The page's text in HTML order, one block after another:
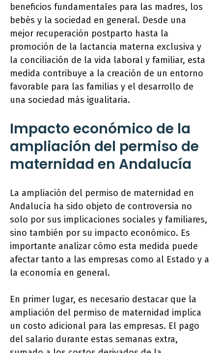
beneficios fundamentales para las madres, los
bebés y la sociedad en general. Desde una
mejor recuperación postparto hasta la
promoción de la lactancia materna exclusiva y
la conciliación de la vida laboral y familiar, esta
medida contribuye a la creación de un entorno
favorable para las familias y el desarrollo de
una sociedad más igualitaria.
Impacto económico de la
ampliación del permiso de
maternidad en Andalucía
La ampliación del permiso de maternidad en
Andalucía ha sido objeto de controversia no
solo por sus implicaciones sociales y familiares,
sino también por su impacto económico. Es
importante analizar cómo esta medida puede
afectar tanto a las empresas como al Estado y a
la economía en general.
En primer lugar, es necesario destacar que la
ampliación del permiso de maternidad implica
un costo adicional para las empresas. El pago
del salario durante estas semanas extra,